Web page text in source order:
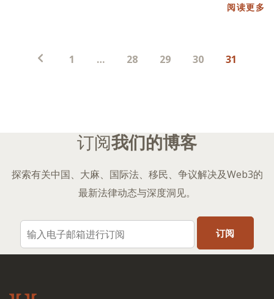
阅读更多
帖
1 … 28 29 30 31
订阅我们的博客
探索有关中国、大麻、国际法、移民、争议解决及Web3的
最新法律动态与深度洞见。